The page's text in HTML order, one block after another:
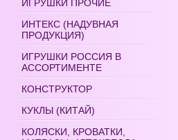
ИГРУШКИ ПРОЧИЕ
ИНТЕКС (НАДУВНАЯ
ПРОДУКЦИЯ)
ИГРУШКИ РОССИЯ В
АССОРТИМЕНТЕ
КОНСТРУКТОР
КУКЛЫ (КИТАЙ)
КОЛЯСКИ, КРОВАТКИ,